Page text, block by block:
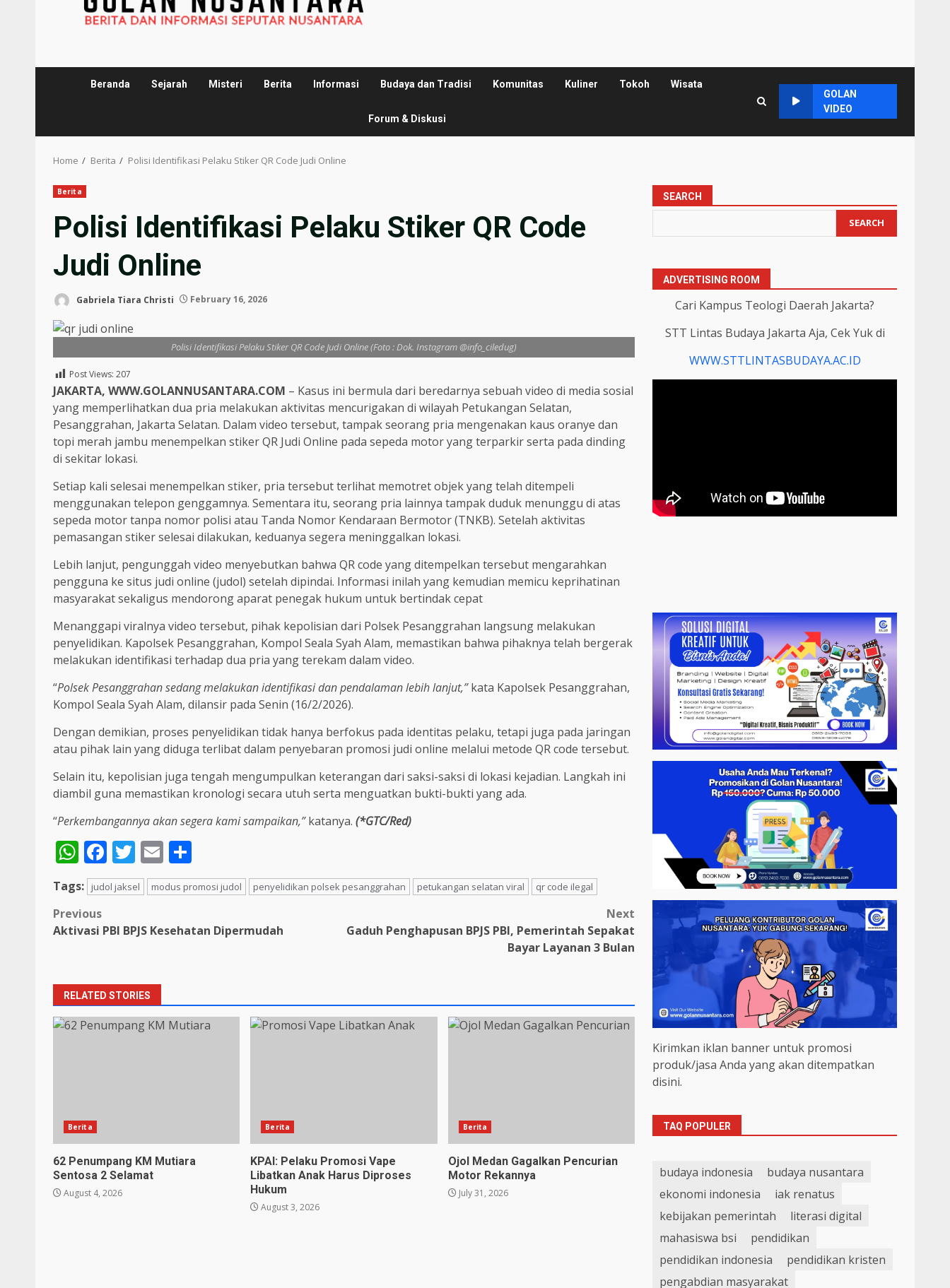
Beranda Sejarah Misteri Berita Informasi Budaya dan Tradisi Komunitas Kuliner Tokoh Wisata
Forum & Diskusi
GOLAN
VIDEO
Home Berita Polisi Identifikasi Pelaku Stiker QR Code Judi Online
Berita
Polisi Identifikasi Pelaku Stiker QR Code
Judi Online
Gabriela Tiara Christi February 16, 2026
Polisi Identifikasi Pelaku Stiker QR Code Judi Online (Foto : Dok. Instagram @info_ciledug)
Post Views: 207
JAKARTA, WWW.GOLANNUSANTARA.COM – Kasus ini bermula dari beredarnya sebuah video di media sosial
yang memperlihatkan dua pria melakukan aktivitas mencurigakan di wilayah Petukangan Selatan,
Pesanggrahan, Jakarta Selatan. Dalam video tersebut, tampak seorang pria mengenakan kaus oranye dan
topi merah jambu menempelkan stiker QR Judi Online pada sepeda motor yang terparkir serta pada dinding
di sekitar lokasi.
Setiap kali selesai menempelkan stiker, pria tersebut terlihat memotret objek yang telah ditempeli
menggunakan telepon genggamnya. Sementara itu, seorang pria lainnya tampak duduk menunggu di atas
sepeda motor tanpa nomor polisi atau Tanda Nomor Kendaraan Bermotor (TNKB). Setelah aktivitas
pemasangan stiker selesai dilakukan, keduanya segera meninggalkan lokasi.
Lebih lanjut, pengunggah video menyebutkan bahwa QR code yang ditempelkan tersebut mengarahkan
pengguna ke situs judi online (judol) setelah dipindai. Informasi inilah yang kemudian memicu keprihatinan
masyarakat sekaligus mendorong aparat penegak hukum untuk bertindak cepat
Menanggapi viralnya video tersebut, pihak kepolisian dari Polsek Pesanggrahan langsung melakukan
penyelidikan. Kapolsek Pesanggrahan, Kompol Seala Syah Alam, memastikan bahwa pihaknya telah bergerak
melakukan identifikasi terhadap dua pria yang terekam dalam video.
“Polsek Pesanggrahan sedang melakukan identifikasi dan pendalaman lebih lanjut,”kata Kapolsek Pesanggrahan,
Kompol Seala Syah Alam, dilansir pada Senin (16/2/2026).
Dengan demikian, proses penyelidikan tidak hanya berfokus pada identitas pelaku, tetapi juga pada jaringan
atau pihak lain yang diduga terlibat dalam penyebaran promosi judi online melalui metode QR code tersebut.
Selain itu, kepolisian juga tengah mengumpulkan keterangan dari saksi-saksi di lokasi kejadian. Langkah ini
diambil guna memastikan kronologi secara utuh serta menguatkan bukti-bukti yang ada.
“Perkembangannya akan segera kami sampaikan,”katanya. (*GTC/Red)
WhatsApp
Facebook
Twitter
Email
Tags: judol jaksel modus promosi judol penyelidikan polsek pesanggrahan petukangan selatan viral qr code ilegal
Post
navigation
Previous
Aktivasi PBI BPJS Kesehatan Dipermudah
Next
Gaduh Penghapusan BPJS PBI, Pemerintah Sepakat
Bayar Layanan 3 Bulan
RELATED STORIES
Berita
62 Penumpang KM Mutiara
Sentosa 2 Selamat
August 4, 2026
Berita
KPAI: Pelaku Promosi Vape
Libatkan Anak Harus Diproses
Hukum
August 3, 2026
Berita
Ojol Medan Gagalkan Pencurian
Motor Rekannya
July 31, 2026
SEARCH
SEARCH
ADVERTISING ROOM
Cari Kampus Teologi Daerah Jakarta?
STT Lintas Budaya Jakarta Aja, Cek Yuk di
WWW.STTLINTASBUDAYA.AC.ID
Kirimkan iklan banner untuk promosi
produk/jasa Anda yang akan ditempatkan
disini.
TAQ POPULER
budaya indonesia
budaya nusantara
ekonomi indonesia
iak renatus
kebijakan pemerintah
literasi digital
mahasiswa bsi
pendidikan
pendidikan indonesia
pendidikan kristen
pengabdian masyarakat